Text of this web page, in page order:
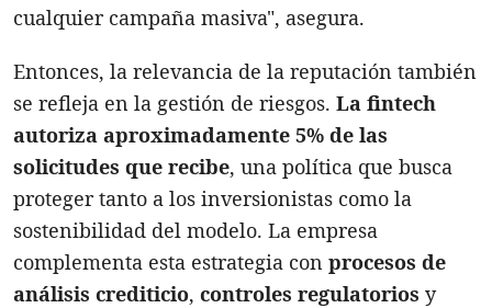
cualquier campaña masiva", asegura.
Entonces, la relevancia de la reputación también
se refleja en la gestión de riesgos. La fintech
autoriza aproximadamente 5% de las
solicitudes que recibe, una política que busca
proteger tanto a los inversionistas como la
sostenibilidad del modelo. La empresa
complementa esta estrategia con procesos de
análisis crediticio, controles regulatorios y